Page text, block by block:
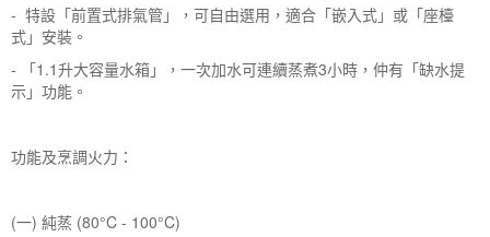
- 特設「前置式排氣管」，可自由選用，適合「嵌入式」或「座檯
式」安裝。
- 「1.1升大容量水箱」，一次加水可連續蒸煮3小時，仲有「缺水提
示」功能。
功能及烹調火力：
(一) 純蒸 (80°C - 100°C)